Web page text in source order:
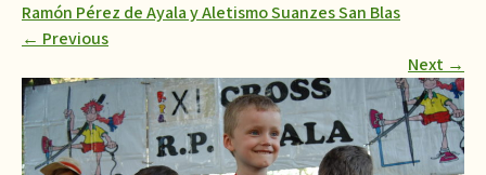
Ramón Pérez de Ayala y Aletismo Suanzes San Blas
← Previous
Next →